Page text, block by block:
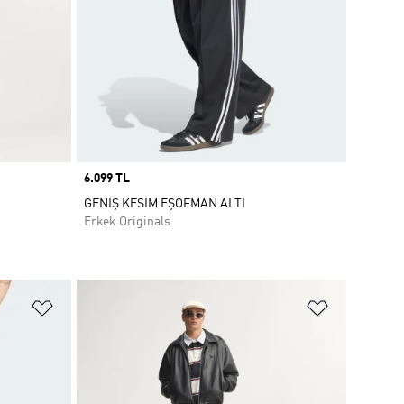
Price
6.099 TL
GENİŞ KESİM EŞOFMAN ALTI
Erkek Originals
Favori Listesine Ekle